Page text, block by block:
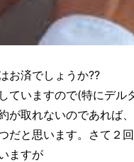
お済でしょうか??
ていますので(特にデ
が取れないのであれば
だと思います。さて２
ますが